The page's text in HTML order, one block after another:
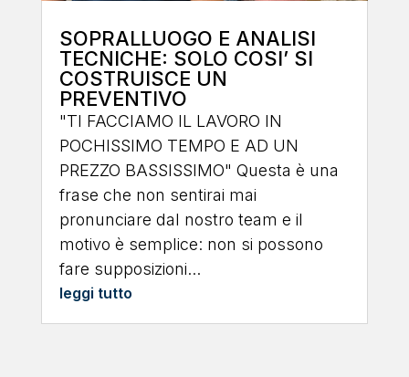
SOPRALLUOGO E ANALISI
TECNICHE: SOLO COSI’ SI
COSTRUISCE UN
PREVENTIVO
"TI FACCIAMO IL LAVORO IN
POCHISSIMO TEMPO E AD UN
PREZZO BASSISSIMO" Questa è una
frase che non sentirai mai
pronunciare dal nostro team e il
motivo è semplice: non si possono
fare supposizioni...
leggi tutto